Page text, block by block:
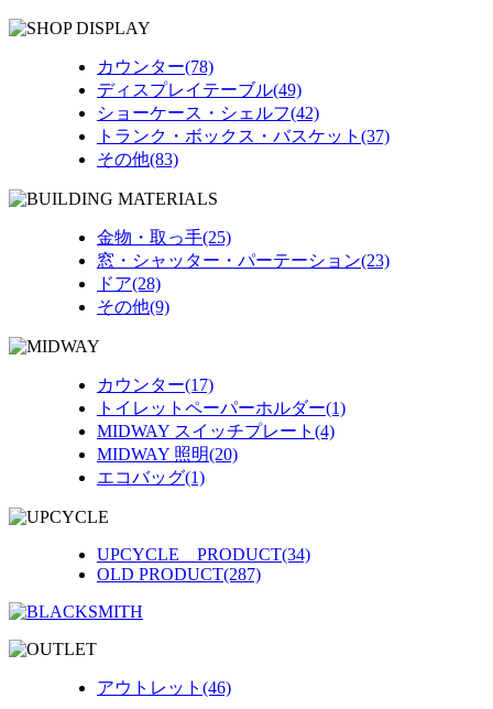
カウンター(78)
ディスプレイテーブル(49)
ショーケース・シェルフ(42)
トランク・ボックス・バスケット(37)
その他(83)
金物・取っ手(25)
窓・シャッター・パーテーション(23)
ドア(28)
その他(9)
カウンター(17)
トイレットペーパーホルダー(1)
MIDWAY スイッチプレート(4)
MIDWAY 照明(20)
エコバッグ(1)
UPCYCLE PRODUCT(34)
OLD PRODUCT(287)
アウトレット(46)